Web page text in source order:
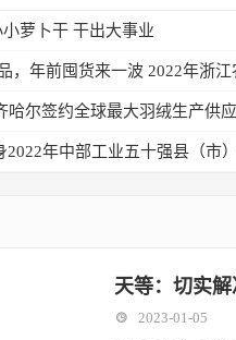
小萝卜干 干出大事业
，年前囤货来一波 2022年浙江
9号开启
哈尔签约全球最大羽绒生产供
2022年中部工业五十强县（市
天等：切实
2023-01-05